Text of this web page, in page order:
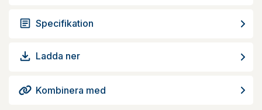
Specifikation
Ladda ner
Kombinera med